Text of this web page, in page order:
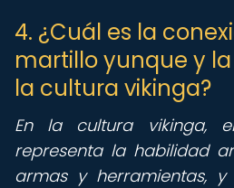
4. ¿Cuál es la
martillo yunque y
la cultura vikinga?
En la cultura vikinga,
representa la habilidad
armas y herramientas,